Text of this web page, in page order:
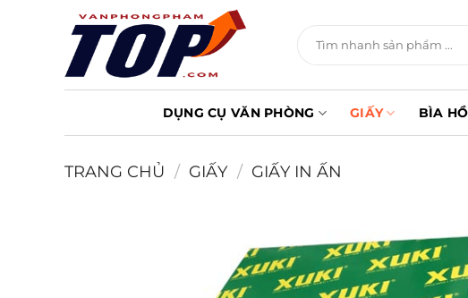
kiếm:
DỤNG CỤ VĂN PHÒNG GIẤY BÌA
TRANG CHỦ / GIẤY / GIẤY IN ẤN